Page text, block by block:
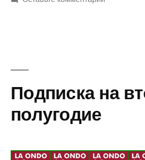
Подписка на
полугодие